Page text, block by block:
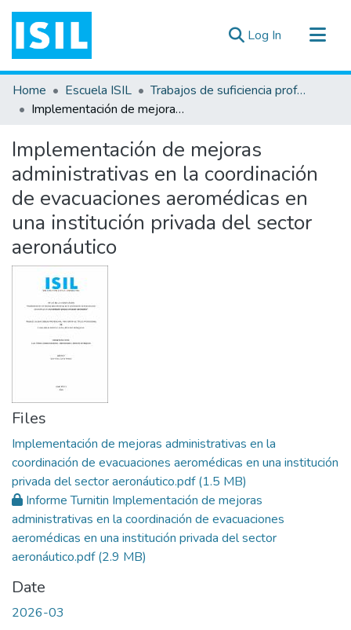
Log In (current)
All of DSpace
Statistics
Documentos ▾
Home Escuela ISIL
Trabajos de suficiencia profesional
Implementación de mejoras administrativas en la coordinación de evacuaciones aeromédicas en una institución privada del sector aeronáutico
Implementación de mejoras
administrativas en la coordinación
de evacuaciones aeromédicas en
una institución privada del sector
aeronáutico
Files
Implementación de mejoras administrativas en la
coordinación de evacuaciones aeromédicas en una institución
privada del sector aeronáutico.pdf(1.5 MB)
Informe Turnitin Implementación de mejoras
administrativas en la coordinación de evacuaciones
aeromédicas en una institución privada del sector
aeronáutico.pdf(2.9 MB)
Date
2026-03